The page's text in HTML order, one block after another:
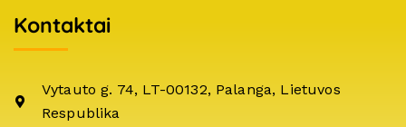
Kontaktai
Vytauto g. 74, LT-00132, Palanga, Lietuvos
Respublika